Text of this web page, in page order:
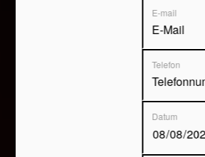
E-mail
Telefon
Datum